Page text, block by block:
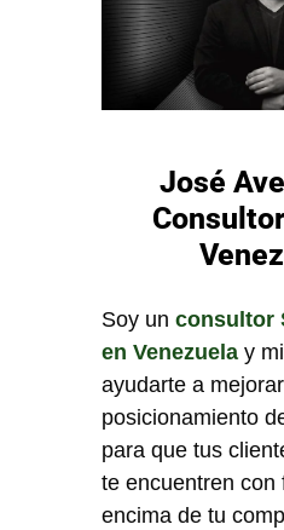
José
Soy un consultor
en Venezuela y
ayudarte a mejorar
posicionamiento
para que tus
te encuentren con
encima de tu